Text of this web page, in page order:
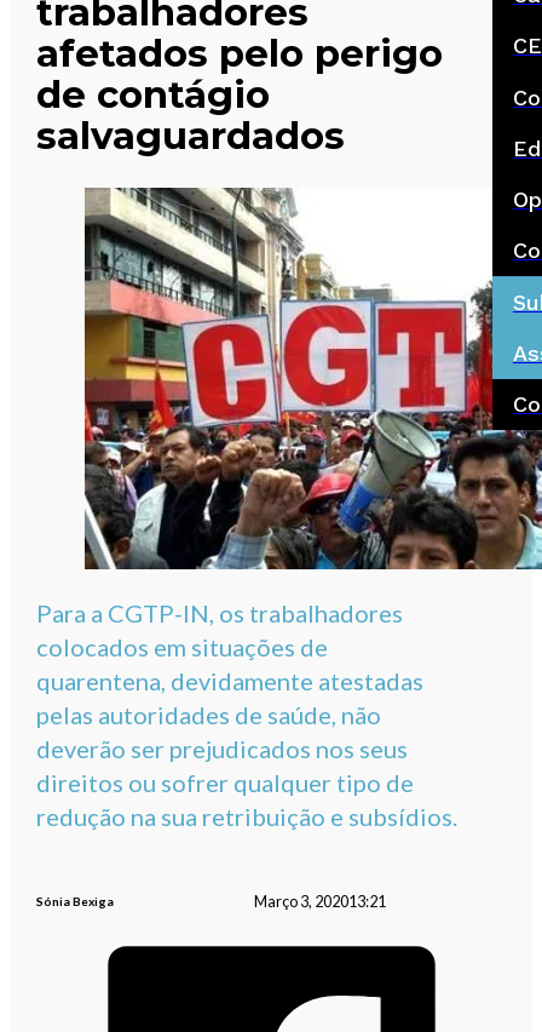
trabalhadores
afetados pelo perigo
de contágio
salvaguardados
Para a CGTP-IN, os trabalhadores
colocados em situações de
quarentena, devidamente atestadas
pelas autoridades de saúde, não
deverão ser prejudicados nos seus
direitos ou sofrer qualquer tipo de
redução na sua retribuição e subsídios.
Sónia Bexiga Março 3, 202013:21